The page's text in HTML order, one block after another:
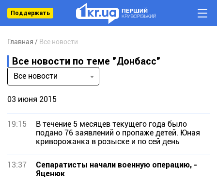
Поддержать
Главная Все новости
Все новости по теме "Донбасс"
Все новости
03 июня 2015
19:15
В течение 5 месяцев текущего года было
подано 76 заявлений о пропаже детей. Юная
криворожанка в розыске и по сей день
13:37
Сепаратисты начали военную операцию, -
Яценюк